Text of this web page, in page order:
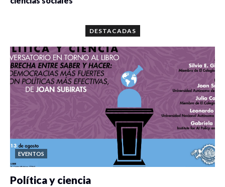
DESTACADAS
EVENTOS
Política y ciencia